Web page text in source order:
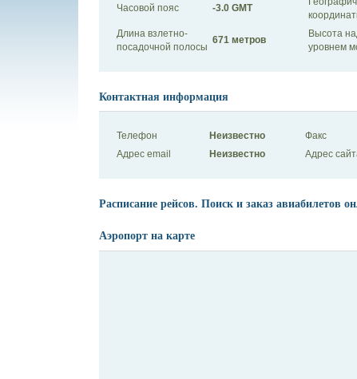
Часовой пояс -3.0 GMT
Длина взлетно-
посадочной полосы
671 метров
Высота
уровнем
Контактная информация
Телефон Неизвестно Факс
Адрес email
Неизвестно Адрес
Расписание рейсов. Поиск и заказ авиабилетов
Аэропорт на карте